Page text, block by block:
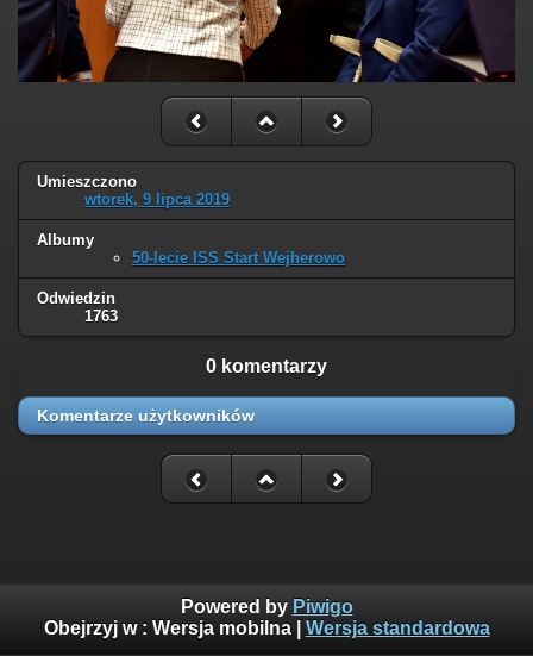
Umieszczono
wtorek, 9 lipca 2019
Albumy
50-lecie ISS Start Wejherowo
Odwiedzin
1763
0 komentarzy
Komentarze użytkowników
Powered by Piwigo
Obejrzyj w : Wersja mobilna| Wersja standardowa